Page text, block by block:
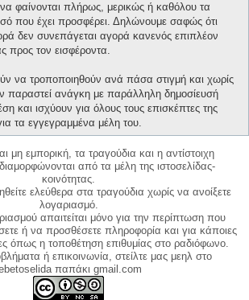
φαίνονται πλήρως, μερικώς ή καθόλου τα
που έχει προσφέρει. Δηλώνουμε σαφώς ότι
δεν συνεπάγεται αγορά κανενός επιπλέον
προς τον εισφέροντα.
να τροποποιηθούν ανά πάσα στιγμή και χωρίς
παραστεί ανάγκη με παράλληλη δημοσίευσή
και ισχύουν για όλους τους επισκέπτες της
τα εγγεγραμμένα μέλη του.
μη εμπορική, τα τραγούδια και η αντίστοιχη
από τα μέλη της ιστοσελίδας-
κοινότητας.
ελεύθερα στα τραγούδια χωρίς να ανοίξετε
λογαριασμό.
απαιτείται μόνο για την περίπτωση που
ή να προσθέσετε πληροφορία και για κάποιες
όπως η τοποθέτηση επιθυμίας στο ραδιόφωνο.
ή επικοινωνία, στείλτε μας μεηλ στο
παπάκι gmail.com